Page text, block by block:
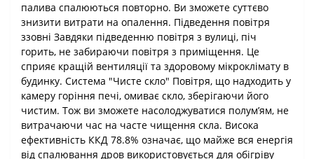
палива спалюються повторно. Ви зможете суттєво
знизити витрати на опалення. Підведення повітря
ззовні Завдяки підведенню повітря з вулиці, піч
горить, не забираючи повітря з приміщення. Це
сприяє кращій вентиляції та здоровому мікроклімату в
будинку. Система "Чисте скло" Повітря, що надходить у
камеру горіння печі, омиває скло, зберігаючи його
чистим. Тож ви зможете насолоджуватися полум’ям, не
витрачаючи час на часте чищення скла. Висока
ефективність ККД 78.8% означає, що майже вся енергія
від спалювання дров використовується для обігріву